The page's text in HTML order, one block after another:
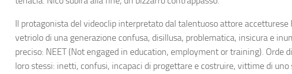
Il protagonista del videoclip interpretato dal talentuoso attore accetturese
vetriolo di una generazione confusa, disillusa, problematica, insicura e
preciso: NEET (Not engaged in education, employment or training). Orde
loro stessi: inetti, confusi, incapaci di progettare e costruire, vittime di